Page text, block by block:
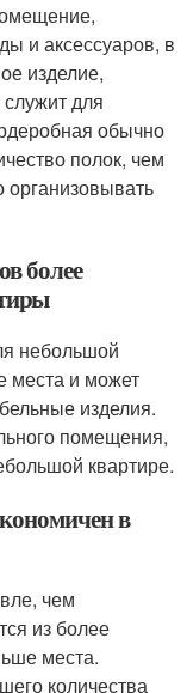
и аксессуаров, в
изделие,
для
обычно
полок, чем
организовывать
более
небольшой
места и может
изделия.
помещения,
квартире.
в
чем
из более
места.
количества